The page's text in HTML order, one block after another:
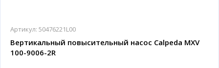
Артикул: 50476221L00
Вертикальный повысительный насос Calpeda MXV
100-9006-2R